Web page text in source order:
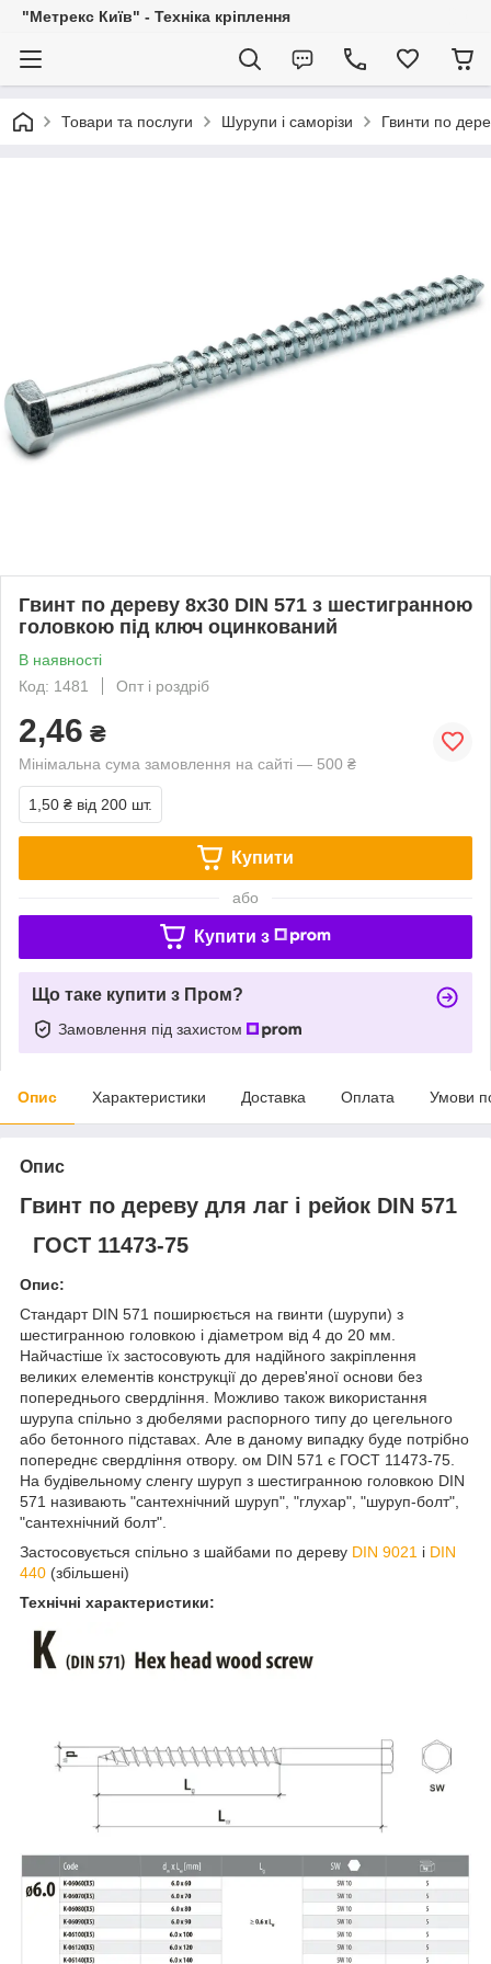
"Метрекс Київ" - Техніка кріплення
Товари та послуги Шурупи і саморізи Гвинти по
Гвинт по дереву 8х30 DIN 571 з шестигранною
головкою під ключ оцинкований
В наявності
Код: 1481
Опт і роздріб
2,46 ₴
Мінімальна сума замовлення на сайті — 500 ₴
1,50 ₴ від 200 шт.
Купити
або
Купити з
Що таке купити з Пром?
Замовлення під захистом
Опис Характеристики Доставка Оплата Умови
Опис
Гвинт по дереву для лаг і рейок DIN 571
ГОСТ 11473-75
Опис:
Стандарт DIN 571 поширюється на гвинти (шурупи) з
шестигранною головкою і діаметром від 4 до 20 мм.
Найчастіше їх застосовують для надійного закріплення
великих елементів конструкції до дерев'яної основи без
попереднього свердління. Можливо також використання
шурупа спільно з дюбелями распорного типу до цегельного
або бетонного підставах. Але в даному випадку буде потрібно
попереднє свердління отвору. ом DIN 571 є ГОСТ 11473-75.
На будівельному сленгу шуруп з шестигранною головкою DIN
571 називають "сантехнічний шуруп", "глухар", "шуруп-болт",
"сантехнічний болт".
Застосовується спільно з шайбами по дереву DIN 9021 і DIN
440 (збільшені)
Технічні характеристики: